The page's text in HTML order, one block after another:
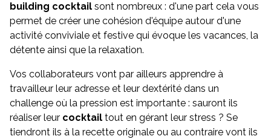
building cocktail sont nombreux : d'une part cela vous
permet de créer une cohésion d'équipe autour d'une
activité conviviale et festive qui évoque les vacances, la
détente ainsi que la relaxation.
Vos collaborateurs vont par ailleurs apprendre à
travailleur leur adresse et leur dextérité dans un
challenge où la pression est importante : sauront ils
réaliser leur cocktail tout en gérant leur stress ? Se
tiendront ils à la recette originale ou au contraire vont ils